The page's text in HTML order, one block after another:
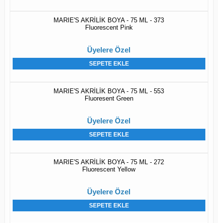
MARIE'S AKRİLİK BOYA - 75 ML - 373
Fluorescent Pink
Üyelere Özel
SEPETE EKLE
MARIE'S AKRİLİK BOYA - 75 ML - 553
Fluoresent Green
Üyelere Özel
SEPETE EKLE
MARIE'S AKRİLİK BOYA - 75 ML - 272
Fluorescent Yellow
Üyelere Özel
SEPETE EKLE